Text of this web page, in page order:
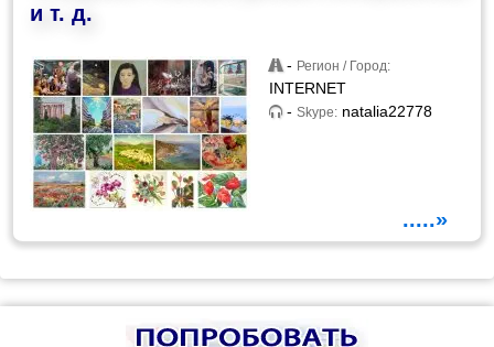
и т. д.
- Регион / Город:
INTERNET
-Skype: natalia22778
.....»